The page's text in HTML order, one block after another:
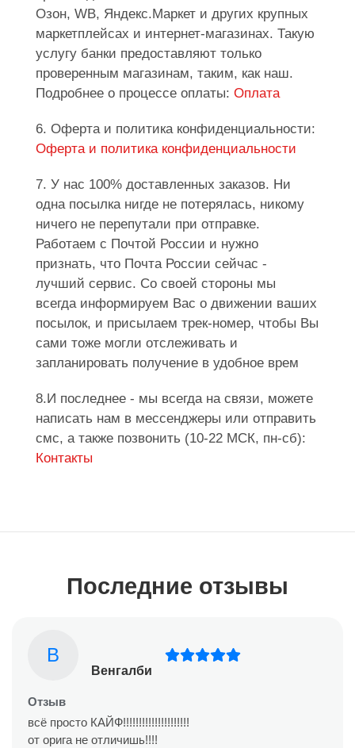
Озон, WB, Яндекс.Маркет и других крупных
маркетплейсах и интернет-магазинах. Такую
услугу банки предоставляют только
проверенным магазинам, таким, как наш.
Подробнее о процессе оплаты: Оплата
6. Оферта и политика конфиденциальности:
Оферта и политика конфиденциальности
7. У нас 100% доставленных заказов. Ни
одна посылка нигде не потерялась, никому
ничего не перепутали при отправке.
Работаем с Почтой России и нужно
признать, что Почта России сейчас -
лучший сервис. Со своей стороны мы
всегда информируем Вас о движении ваших
посылок, и присылаем трек-номер, чтобы Вы
сами тоже могли отслеживать и
запланировать получение в удобное врем
8.И последнее - мы всегда на связи, можете
написать нам в мессенджеры или отправить
смс, а также позвонить (10-22 МСК, пн-сб):
Контакты
Последние отзывы
В
Венгалби
Отзыв
всё просто КАЙФ!!!!!!!!!!!!!!!!!!!!!
от орига не отличишь!!!!